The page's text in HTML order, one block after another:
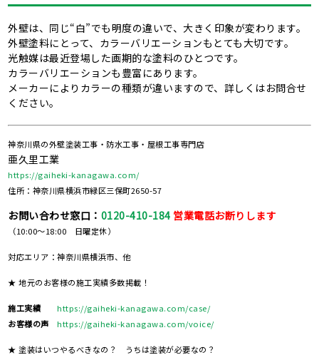
外壁は、同じ“白”でも明度の違いで、大きく印象が変わります。
外壁塗料にとって、カラーバリエーションもとても大切です。
光触媒は最近登場した画期的な塗料のひとつです。
カラーバリエーションも豊富にあります。
メーカーによりカラーの種類が違いますので、詳しくはお問合せ
ください。
神奈川県の外壁塗装工事・防水工事・屋根工事専門店
亜久里工業
https://gaiheki-kanagawa.com/
住所：神奈川県横浜市緑区三保町2650-57
お問い合わせ窓口： 0120-410-184 営業電話お断りします
（10:00～18:00 日曜定休）
対応エリア：神奈川県横浜市、他
★ 地元のお客様の施工実績多数掲載！
施工実績
https://gaiheki-kanagawa.com/case/
お客様の声
https://gaiheki-kanagawa.com/voice/
★ 塗装はいつやるべきなの？ うちは塗装が必要なの？